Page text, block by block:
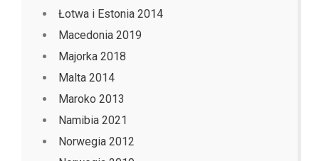
Łotwa i Estonia 2014
Macedonia 2019
Majorka 2018
Malta 2014
Maroko 2013
Namibia 2021
Norwegia 2012